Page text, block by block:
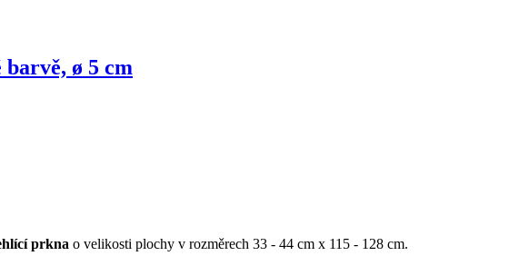
ø 5 cm
prkna o velikosti plochy v rozměrech 33 - 44 cm x 115 - 128 cm.